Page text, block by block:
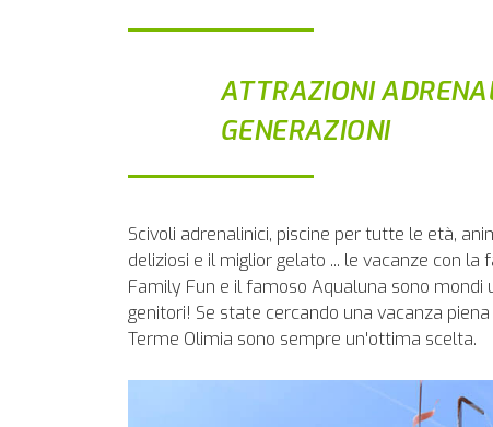
ATTRAZIONI
GENERAZIONI
Scivoli adrenalinici, piscine per tutte le età,
deliziosi e il miglior gelato ... le vacanze con
Family Fun e il famoso Aqualuna sono
genitori! Se state cercando una vacanza
Terme Olimia sono sempre un'ottima scelta.